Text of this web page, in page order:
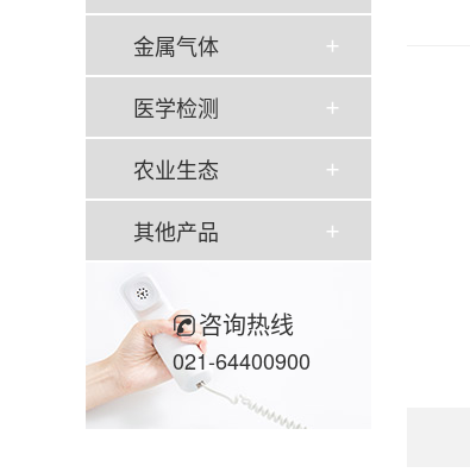
金属气体
医学检测
农业生态
其他产品
咨询热线
021-64400900